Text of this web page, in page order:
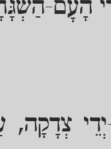
הָעָם-
צְדָקָה,